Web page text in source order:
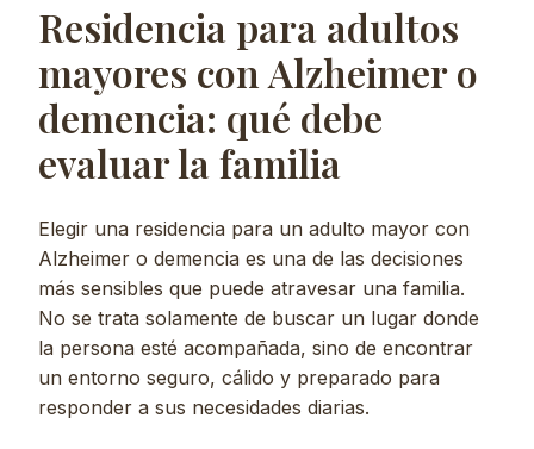
Residencia para adultos
mayores con Alzheimer o
demencia: qué debe
evaluar la familia
Elegir una residencia para un adulto mayor con
Alzheimer o demencia es una de las decisiones
más sensibles que puede atravesar una familia.
No se trata solamente de buscar un lugar donde
la persona esté acompañada, sino de encontrar
un entorno seguro, cálido y preparado para
responder a sus necesidades diarias.